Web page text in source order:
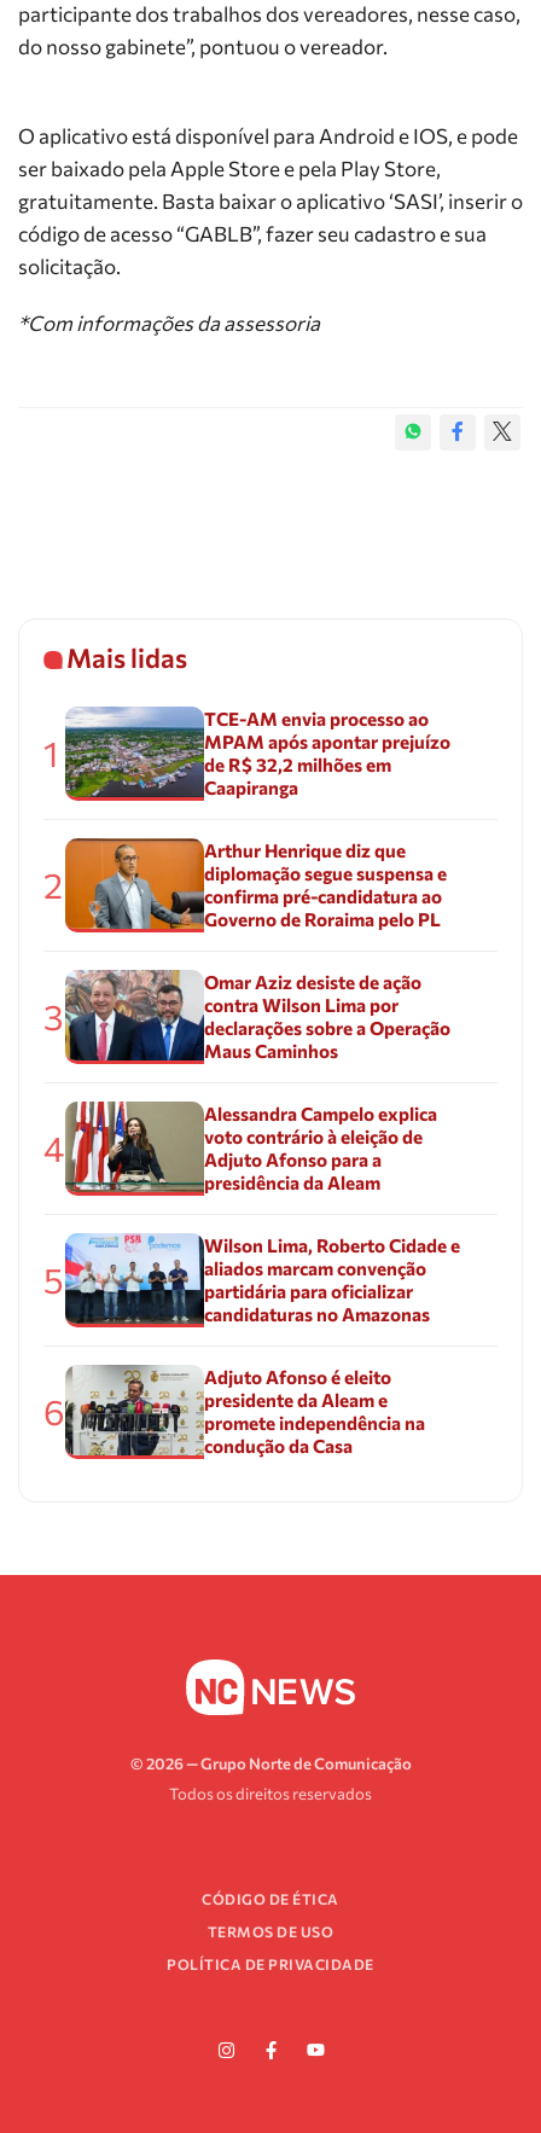
participante dos trabalhos dos vereadores, nesse caso,
do nosso gabinete”, pontuou o vereador.
O aplicativo está disponível para Android e IOS, e pode
ser baixado pela Apple Store e pela Play Store,
gratuitamente. Basta baixar o aplicativo ‘SASI’, inserir o
código de acesso “GABLB”, fazer seu cadastro e sua
solicitação.
*Com informações da assessoria
Mais lidas
1
TCE-AM envia processo ao
MPAM após apontar prejuízo
de R$ 32,2 milhões em
Caapiranga
2
Arthur Henrique diz que
diplomação segue suspensa e
confirma pré-candidatura ao
Governo de Roraima pelo PL
3
Omar Aziz desiste de ação
contra Wilson Lima por
declarações sobre a Operação
Maus Caminhos
4
Alessandra Campelo explica
voto contrário à eleição de
Adjuto Afonso para a
presidência da Aleam
5
Wilson Lima, Roberto Cidade e
aliados marcam convenção
partidária para oficializar
candidaturas no Amazonas
6
Adjuto Afonso é eleito
presidente da Aleam e
promete independência na
condução da Casa
© 2026 — Grupo Norte de Comunicação
Todos os direitos reservados
CÓDIGO DE ÉTICA
TERMOS DE USO
POLÍTICA DE PRIVACIDADE